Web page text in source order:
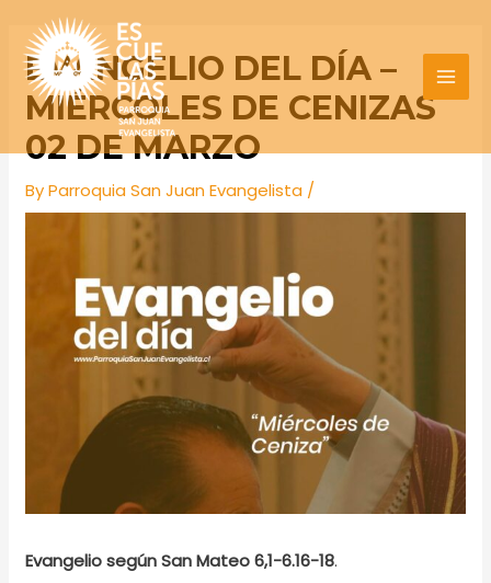
content
EVANGELIO DEL DÍA –
MIÉRCOLES DE CENIZAS
02 DE MARZO
ByParroquia San Juan Evangelista /
Evangelio según San Mateo 6,1-6.16-18.
Post
navigation